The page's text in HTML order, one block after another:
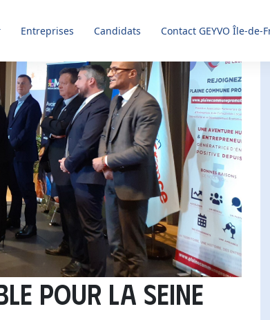
Entreprises Candidats Contact GEYVO Île-de-
POUR LA SEINE